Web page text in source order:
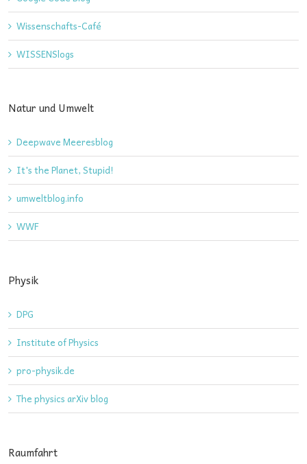
Wissenschafts-Café
WISSENSlogs
Natur und Umwelt
Deepwave Meeresblog
It's the Planet, Stupid!
umweltblog.info
WWF
Physik
DPG
Institute of Physics
pro-physik.de
The physics arXiv blog
Raumfahrt